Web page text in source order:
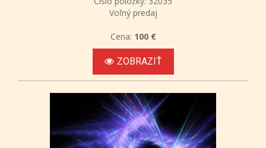
Voľný predaj
Cena: 100 €
ZOBRAZIŤ